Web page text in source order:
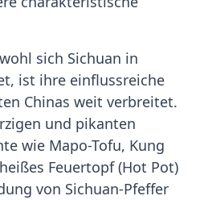
sich Sichuan in
ist ihre einflussreiche
Chinas weit verbreitet.
und pikanten
wie Mapo-Tofu, Kung
Feuertopf (Hot Pot)
von Sichuan-Pfeffer